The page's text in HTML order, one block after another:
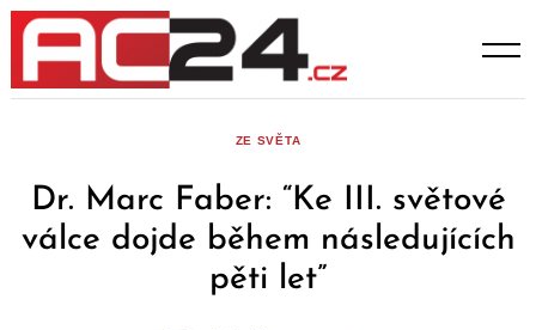
Skip
content
ZE SVĚTA
Dr. Marc Faber: “Ke III. světové
válce dojde během následujících
pěti let”